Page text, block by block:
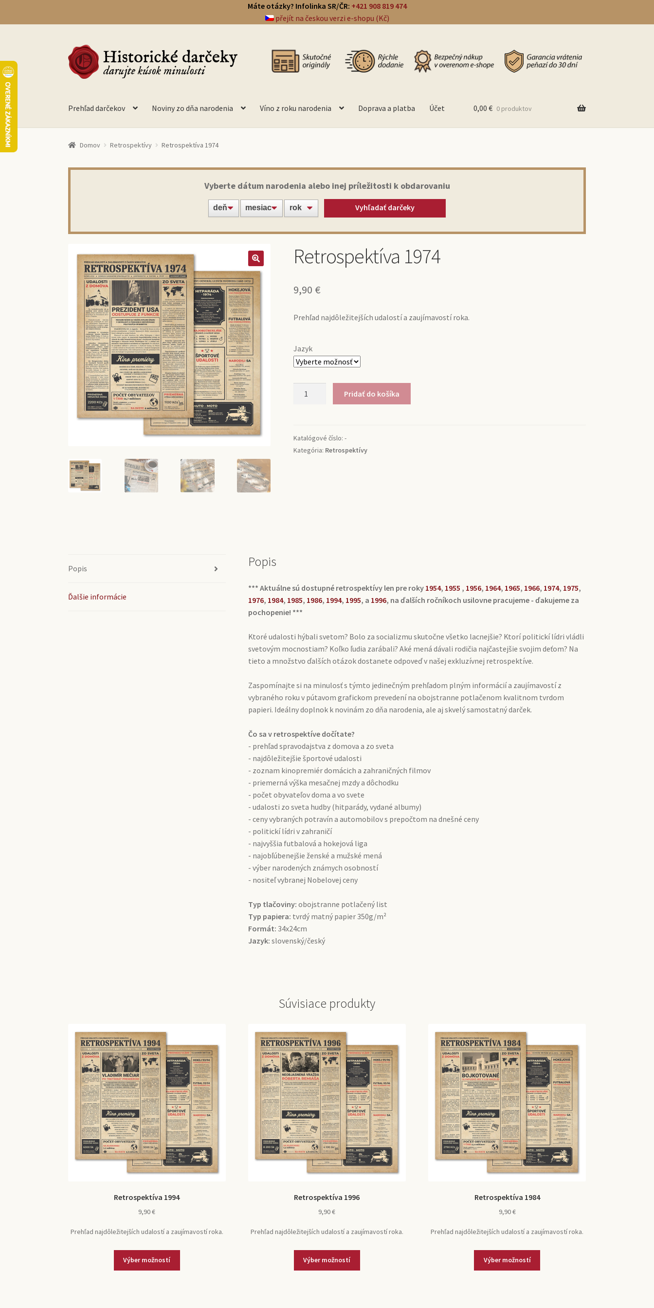
Máte otázky? Infolinka SR/ČR: +421 908 819 474
přejít na českou verzi e-shopu (Kč)
Preskočiť
na
navigáciu
Preskočiť
na
obsah
Prehľad darčekov Noviny zo dňa narodenia Víno z roku narodenia Doprava a platba Účet 0,00 € 0 produktov
Domov Retrospektívy Retrospektíva 1974
Vyberte dátum narodenia alebo inej príležitosti k obdarovaniu
Vyhľadať darčeky
Retrospektíva 1974
9,90 €
Prehľad najdôležitejších udalostí a zaujímavostí roka.
Jazyk
Pridať do košíka
Katalógové číslo: -
Kategória: Retrospektívy
Popis
Ďalšie informácie
Popis
*** Aktuálne sú dostupné retrospektívy len pre roky 1954, 1955 , 1956, 1964, 1965, 1966, 1974, 1975,
1976, 1984, 1985, 1986, 1994, 1995, a 1996, na ďalších ročníkoch usilovne pracujeme - ďakujeme za
pochopenie! ***
Ktoré udalosti hýbali svetom? Bolo za socializmu skutočne všetko lacnejšie? Ktorí politickí lídri vládli
svetovým mocnostiam? Koľko ľudia zarábali? Aké mená dávali rodičia najčastejšie svojim deťom? Na
tieto a množstvo ďalších otázok dostanete odpoveď v našej exkluzívnej retrospektíve.
Zaspomínajte si na minulosť s týmto jedinečným prehľadom plným informácií a zaujímavostí z
vybraného roku v pútavom grafickom prevedení na obojstranne potlačenom kvalitnom tvrdom
papieri. Ideálny doplnok k novinám zo dňa narodenia, ale aj skvelý samostatný darček.
Čo sa v retrospektíve dočítate?
- prehľad spravodajstva z domova a zo sveta
- najdôležitejšie športové udalosti
- zoznam kinopremiér domácich a zahraničných filmov
- priemerná výška mesačnej mzdy a dôchodku
- počet obyvateľov doma a vo svete
- udalosti zo sveta hudby (hitparády, vydané albumy)
- ceny vybraných potravín a automobilov s prepočtom na dnešné ceny
- politickí lídri v zahraničí
- najvyššia futbalová a hokejová liga
- najobľúbenejšie ženské a mužské mená
- výber narodených známych osobností
- nositeľ vybranej Nobelovej ceny
Typ tlačoviny: obojstranne potlačený list
Typ papiera: tvrdý matný papier 350g/m²
Formát: 34x24cm
Jazyk: slovenský/český
Súvisiace produkty
Retrospektíva 1994
9,90€
Prehľad najdôležitejších udalostí a zaujímavostí roka.
Výber možností
Retrospektíva 1996
9,90€
Prehľad najdôležitejších udalostí a zaujímavostí roka.
Výber možností
Retrospektíva 1984
9,90€
Prehľad najdôležitejších udalostí a zaujímavostí roka.
Výber možností